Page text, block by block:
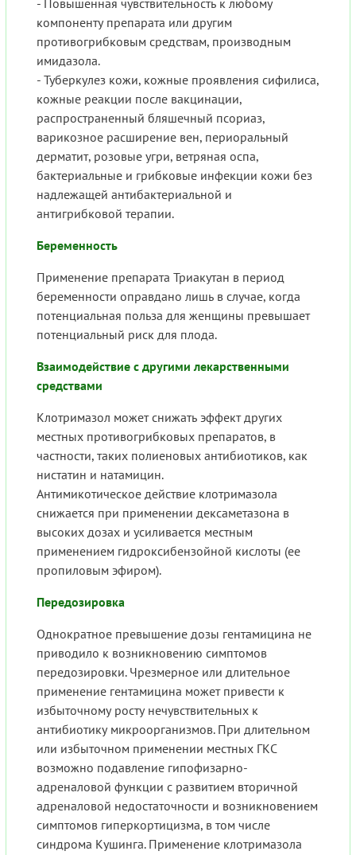
- Повышенная чувствительность к любому
компоненту препарата или другим
противогрибковым средствам, производным
имидазола.
- Туберкулез кожи, кожные проявления сифилиса,
кожные реакции после вакцинации,
распространенный бляшечный псориаз,
варикозное расширение вен, периоральный
дерматит, розовые угри, ветряная оспа,
бактериальные и грибковые инфекции кожи без
надлежащей антибактериальной и
антигрибковой терапии.
Беременность
Применение препарата Триакутан в период
беременности оправдано лишь в случае, когда
потенциальная польза для женщины превышает
потенциальный риск для плода.
Взаимодействие с другими лекарственными
средствами
Клотримазол может снижать эффект других
местных противогрибковых препаратов, в
частности, таких полиеновых антибиотиков, как
нистатин и натамицин.
Антимикотическое действие клотримазола
снижается при применении дексаметазона в
высоких дозах и усиливается местным
применением гидроксибензойной кислоты (ее
пропиловым эфиром).
Передозировка
Однократное превышение дозы гентамицина не
приводило к возникновению симптомов
передозировки. Чрезмерное или длительное
применение гентамицина может привести к
избыточному росту нечувствительных к
антибиотику микроорганизмов. При длительном
или избыточном применении местных ГКС
возможно подавление гипофизарно-
адреналовой функции с развитием вторичной
адреналовой недостаточности и возникновением
симптомов гиперкортицизма, в том числе
синдрома Кушинга. Применение клотримазола